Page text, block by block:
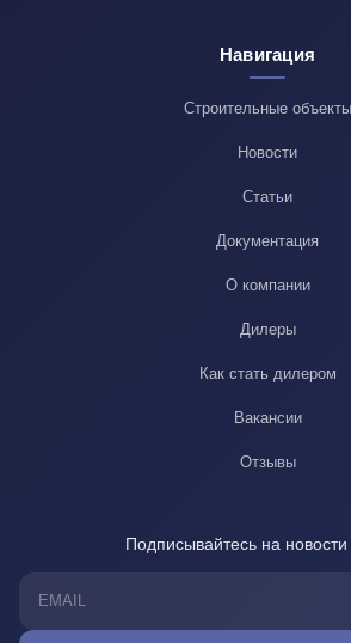
Навигация
Строительные объекты
Новости
Статьи
Документация
О компании
Дилеры
Как стать дилером
Вакансии
Отзывы
Подписывайтесь на